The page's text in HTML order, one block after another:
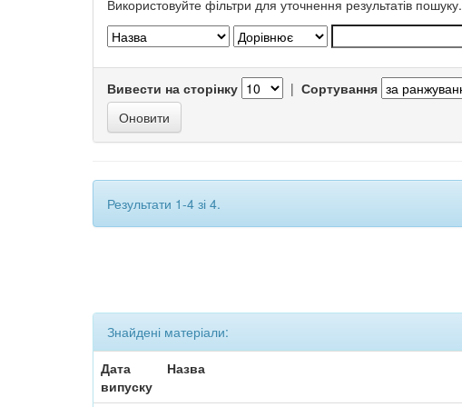
Використовуйте фільтри для уточнення результатів пошуку.
Вивести на сторінку | Сортування
Результати 1-4 зі 4.
Знайдені матеріали:
Дата
випуску
Назва